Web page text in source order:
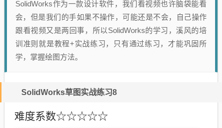
SolidWorks作为一款设计软件，我们看视频也许脑袋能看
会，但是我们的手如果不操作，可能还是不会，自己操作
跟看视频又是两回事，所以SolidWorks的学习，溪风的培
训准则就是教程+实战练习，只有通过练习，才能巩固所
学，掌握绘图方法。
SolidWorks草图实战练习8
难度系数☆☆☆☆☆